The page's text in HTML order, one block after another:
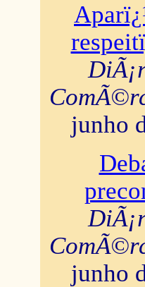
junho
junho